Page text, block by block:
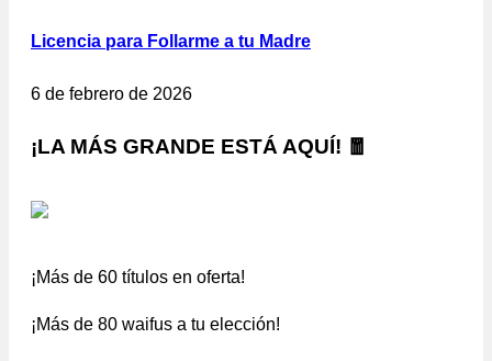
Licencia para Follarme a tu Madre
6 de febrero de 2026
¡LA MÁS GRANDE ESTÁ AQUÍ! 🧧
¡Más de 60 títulos en oferta!
¡Más de 80 waifus a tu elección!